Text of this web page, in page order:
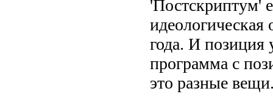
'Постскриптум'
года. И позиция
программа с
это разные